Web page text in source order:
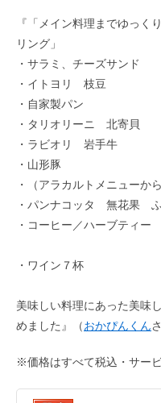
『「メイン料理までゆっく
リング」
・サラミ、チーズサンド
・イトヨリ 枝豆
・自家製パン
・タリオリーニ 北寄貝
・ラビオリ 岩手牛
・山形豚
・（アラカルトメニュー
・パンナコッタ 無花果 ふ
・コーヒー／ハーブティー
・ワイン７杯
美味しい料理にあった美味
めました』（おかぴんくん
※価格はすべて税込・サー